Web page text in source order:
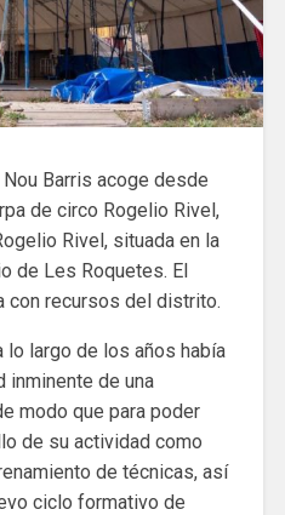
Barris acoge desde
de circo Rogelio Rivel,
Rivel, situada en la
de Les Roquetes. El
con recursos del distrito.
lo largo de los años había
inminente de una
modo que para poder
de su actividad como
de técnicas, así
ciclo formativo de